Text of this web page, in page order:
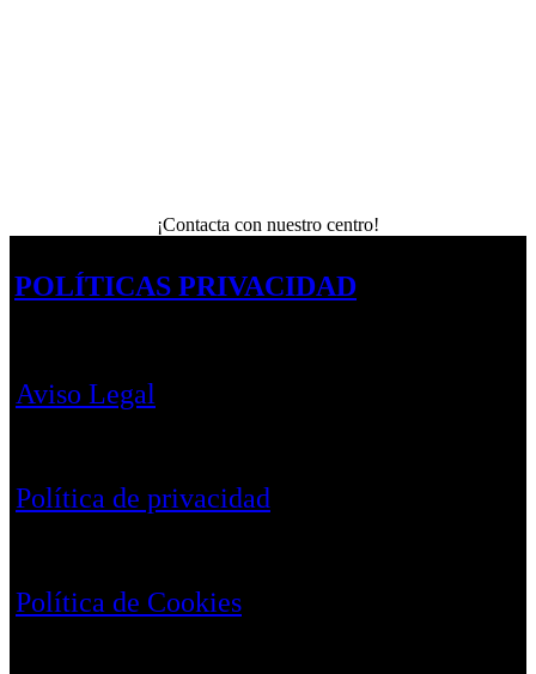
¡Contacta con nuestro centro!
POLÍTICAS PRIVACIDAD
Aviso Legal
Política de privacidad
Política de Cookies